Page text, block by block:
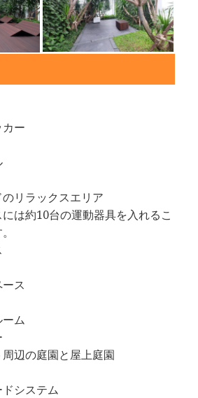
ー
リラックスエリア
は約10台の運動器具を入れるこ
ス
ム
辺の庭園と屋上庭園
システム